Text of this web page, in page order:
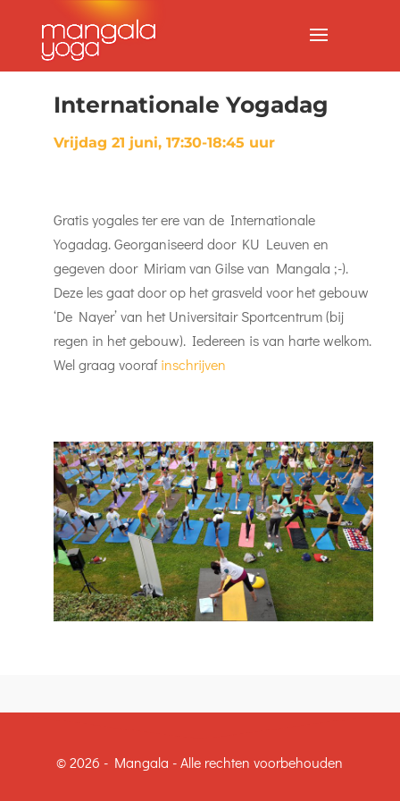
Internationale Yogadag
Vrijdag 21 juni, 17:30-18:45 uur
Gratis yogales ter ere van de Internationale
Yogadag. Georganiseerd door KU Leuven en
gegeven door Miriam van Gilse van Mangala ;-).
Deze les gaat door op het grasveld voor het gebouw
‘De Nayer’ van het Universitair Sportcentrum (bij
regen in het gebouw). Iedereen is van harte welkom.
Wel graag voorafinschrijven
© 2026 - Mangala - Alle rechten voorbehouden